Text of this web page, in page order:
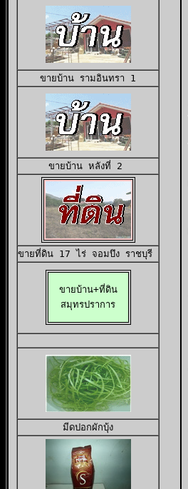
ขายบ้าน รามอินทรา 1
ขายบ้าน หลังที่ 2
ขายที่ดิน 17 ไร่ จอมบึง ราชบุรี
ขายบ้าน+ที่ดิน
สมุทรปราการ
มีดปอกผักบุ้ง